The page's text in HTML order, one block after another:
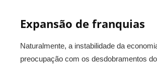
Expansão de franquias
Naturalmente, a instabilidade da
preocupação com os desdobramentos